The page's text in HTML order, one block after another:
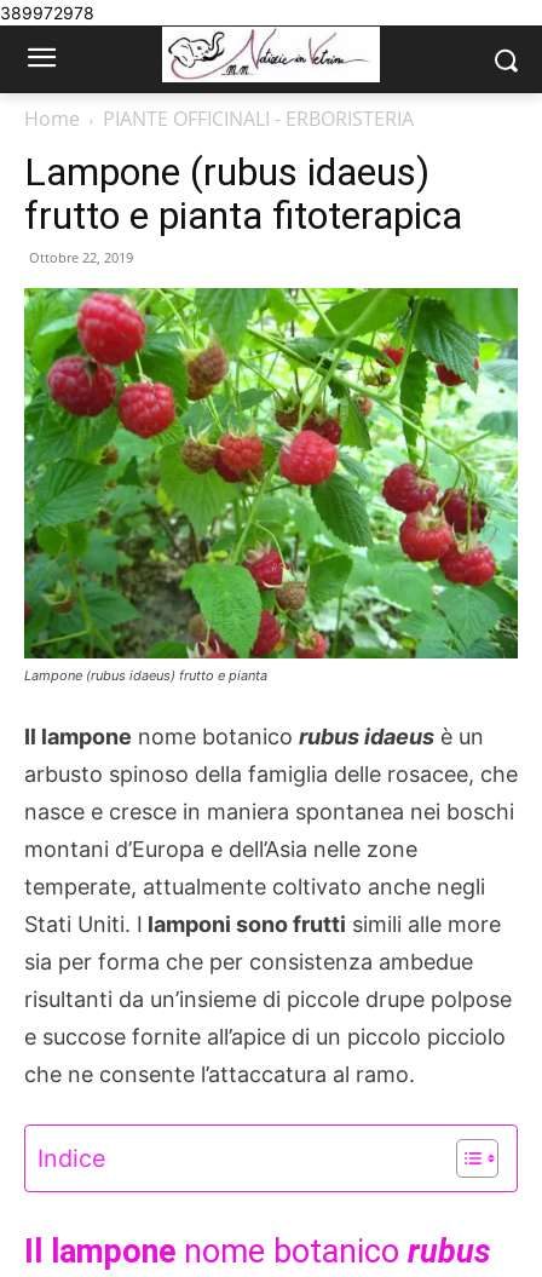
389972978
Home PIANTE OFFICINALI - ERBORISTERIA
Lampone (rubus idaeus)
frutto e pianta fitoterapica
Ottobre 22, 2019
Lampone (rubus idaeus) frutto e pianta
Il lampone nome botanico rubus idaeus è un
arbusto spinoso della famiglia delle rosacee, che
nasce e cresce in maniera spontanea nei boschi
montani d’Europa e dell’Asia nelle zone
temperate, attualmente coltivato anche negli
Stati Uniti. I lamponi sono frutti simili alle more
sia per forma che per consistenza ambedue
risultanti da un’insieme di piccole drupe polpose
e succose fornite all’apice di un piccolo picciolo
che ne consente l’attaccatura al ramo.
Indice
Il lampone nome botanico rubus